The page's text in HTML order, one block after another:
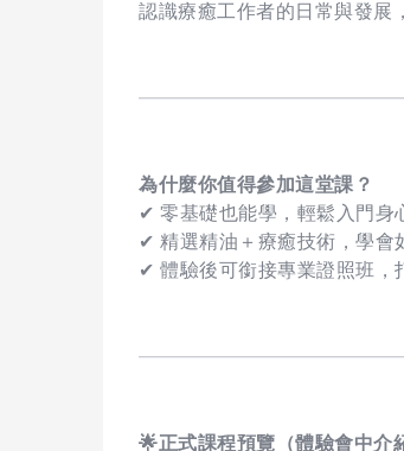
認識療癒工作者的日常與發展
為什麼你值得參加這堂課？
✔ 零基礎也能學，輕鬆入門身
✔ 精選精油＋療癒技術，學會
✔ 體驗後可銜接專業證照班，
🌟正式課程預覽（體驗會中介